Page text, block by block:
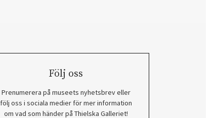
Följ oss
Prenumerera på museets nyhetsbrev eller
följ oss i sociala medier för mer information
om vad som händer på Thielska Galleriet!